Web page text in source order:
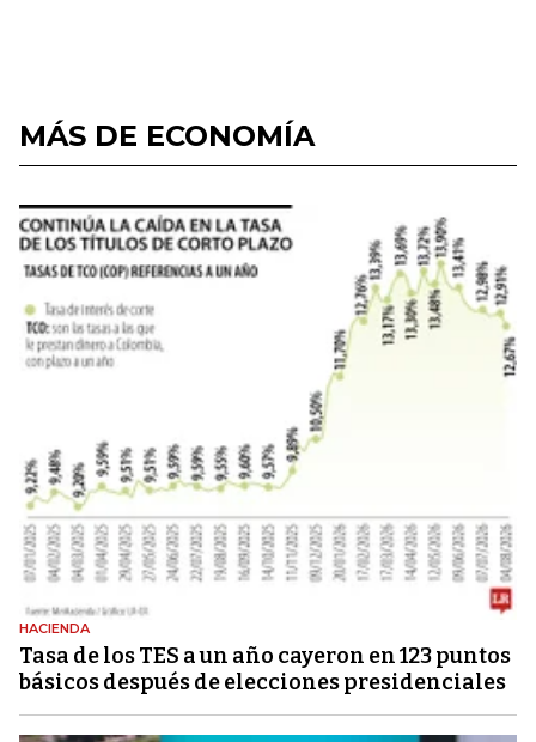
MÁS DE ECONOMÍA
HACIENDA
Tasa de los TES a un año cayeron en 123 puntos
básicos después de elecciones presidenciales